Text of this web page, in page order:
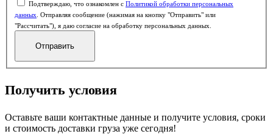
Подтверждаю, что ознакомлен с Политикой обработки персональных
данных . Отправляя сообщение (нажимая на кнопку "Отправить" или
"Рассчитать"), я даю согласие на обработку персональных данных.
Получить условия
Оставьте ваши контактные данные и получите условия, сроки
и стоимость доставки груза уже сегодня!